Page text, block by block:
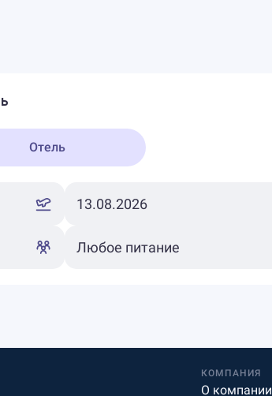
Отель
КОМПАНИЯ
О компании